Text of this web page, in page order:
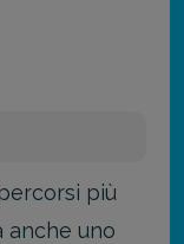
più
anche uno